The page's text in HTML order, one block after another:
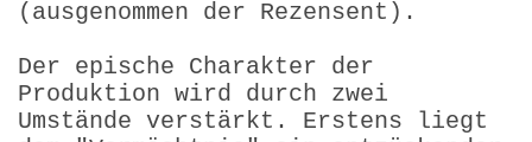
(ausgenommen der Rezensent).
Der epische Charakter der
Produktion wird durch zwei
Umstände verstärkt. Erstens liegt